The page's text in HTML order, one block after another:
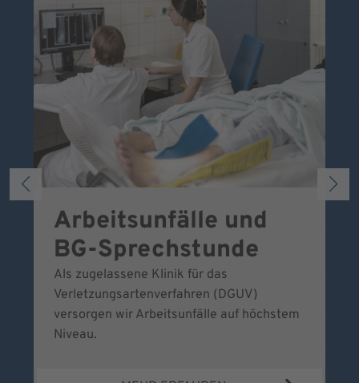
Arbeitsunfälle und
BG-Sprechstunde
Als zugelassene Klinik für das
Verletzungsartenverfahren (DGUV)
versorgen wir Arbeitsunfälle auf höchstem
Niveau.